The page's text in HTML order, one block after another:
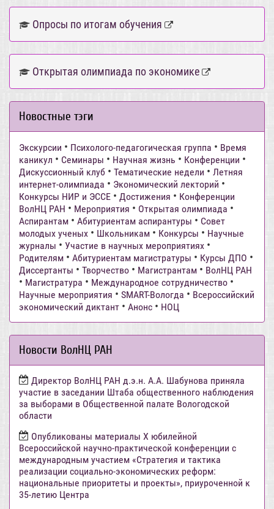
Опросы по итогам обучения
Открытая олимпиада по экономике
Новостные тэги
Экскурсии • Психолого-педагогическая группа • Время
каникул • Семинары • Научная жизнь • Конференции •
Дискуссионный клуб • Тематические недели • Летняя
интернет-олимпиада • Экономический лекторий •
Конкурсы НИР и ЭССЕ • Достижения • Конференции
ВолНЦ РАН • Мероприятия • Открытая олимпиада •
Аспирантам • Абитуриентам аспирантуры • Совет
молодых ученых • Школьникам • Конкурсы • Научные
журналы • Участие в научных мероприятиях •
Родителям • Абитуриентам магистратуры • Курсы ДПО •
Диссертанты • Творчество • Магистрантам • ВолНЦ РАН
• Магистратура • Международное сотрудничество •
Научные мероприятия • SMART-Вологда • Всероссийский
экономический диктант • Анонс • НОЦ
Новости ВолНЦ РАН
Директор ВолНЦ РАН д.э.н. А.А. Шабунова приняла
участие в заседании Штаба общественного наблюдения
за выборами в Общественной палате Вологодской
области
Опубликованы материалы X юбилейной
Всероссийской научно-практической конференции с
международным участием «Стратегия и тактика
реализации социально-экономических реформ:
национальные приоритеты и проекты», приуроченной к
35-летию Центра